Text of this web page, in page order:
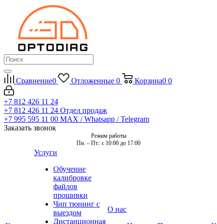
Сравнение0 Отложенные 0 Корзина0 0
+7 812 426 11 24
+7 812 426 11 24 Отдел продаж
+7 995 595 11 00 MAX / Whatsapp / Telegram
Заказать звонок
Режим работы
Пн. – Пт.: с 10:00 до 17:00
Услуги
Обучение
калибровке
файлов
прошивки
Чип тюнинг с
выездом
Дистанционная
О нас